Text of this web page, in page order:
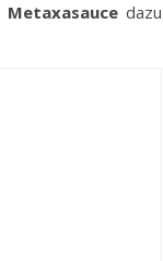
Metaxasaucedazu